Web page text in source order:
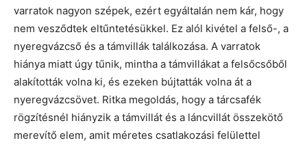
varratok nagyon szépek, ezért egyáltalán nem kár, hogy
nem vesződtek eltűntetésükkel. Ez alól kivétel a felső-, a
nyeregvázcső és a támvillák találkozása. A varratok
hiánya miatt úgy tűnik, mintha a támvillákat a felsőcsőből
alakították volna ki, és ezeken bújtatták volna át a
nyeregvázcsövet. Ritka megoldás, hogy a tárcsafék
rögzítésnél hiányzik a támvillát és a láncvillát összekötő
merevítő elem, amit méretes csatlakozási felülettel